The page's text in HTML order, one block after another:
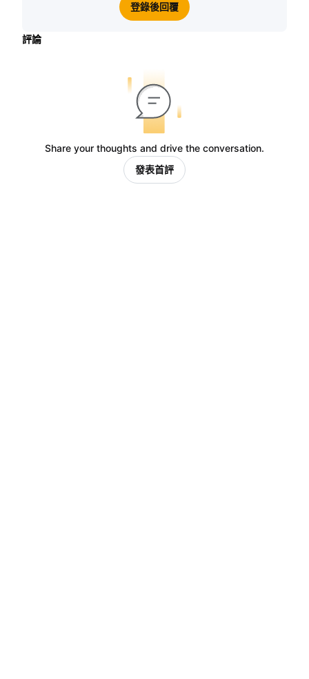
登錄後回覆
評論
Share your thoughts and drive the conversation.
發表首評